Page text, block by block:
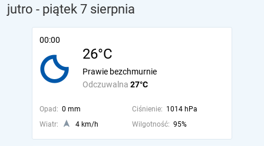
jutro - piątek 7 sierpnia
00:00
26°C
Odczuwalna 27°C
Prawie bezchmurnie
Opad: 0 mm Ciśnienie: 1014 hPa
Wiatr:
4 km/h Wilgotność: 95%